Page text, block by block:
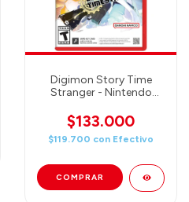
Digimon Story Time
Stranger - Nintendo
$133.000
$119.700 con Efectivo